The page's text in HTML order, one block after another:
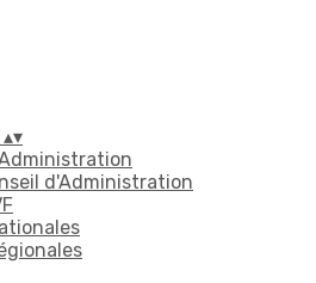
▴▾
d'Administration